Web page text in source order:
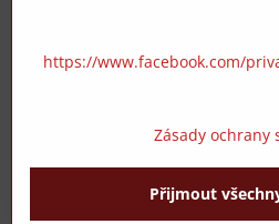
©2026CopyrightPředvolby
https://www.facebook.com/
Zásady ochrany
Přijmout